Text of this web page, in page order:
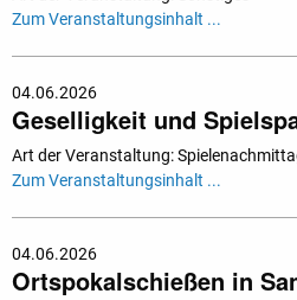
Zum Veranstaltungsinhalt ...
04.06.2026
Geselligkeit und
Art der Veranstaltung:
Zum Veranstaltungsinhalt ...
04.06.2026
Ortspokalschießen in